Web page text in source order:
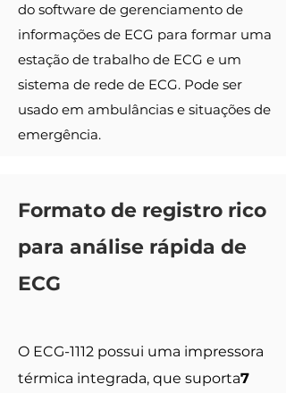
do software de gerenciamento de
informações de ECG para formar uma
estação de trabalho de ECG e um
sistema de rede de ECG. Pode ser
usado em ambulâncias e situações de
emergência.
Formato de registro rico
para análise rápida de
ECG
O ECG-1112 possui uma impressora
térmica integrada, que suporta7